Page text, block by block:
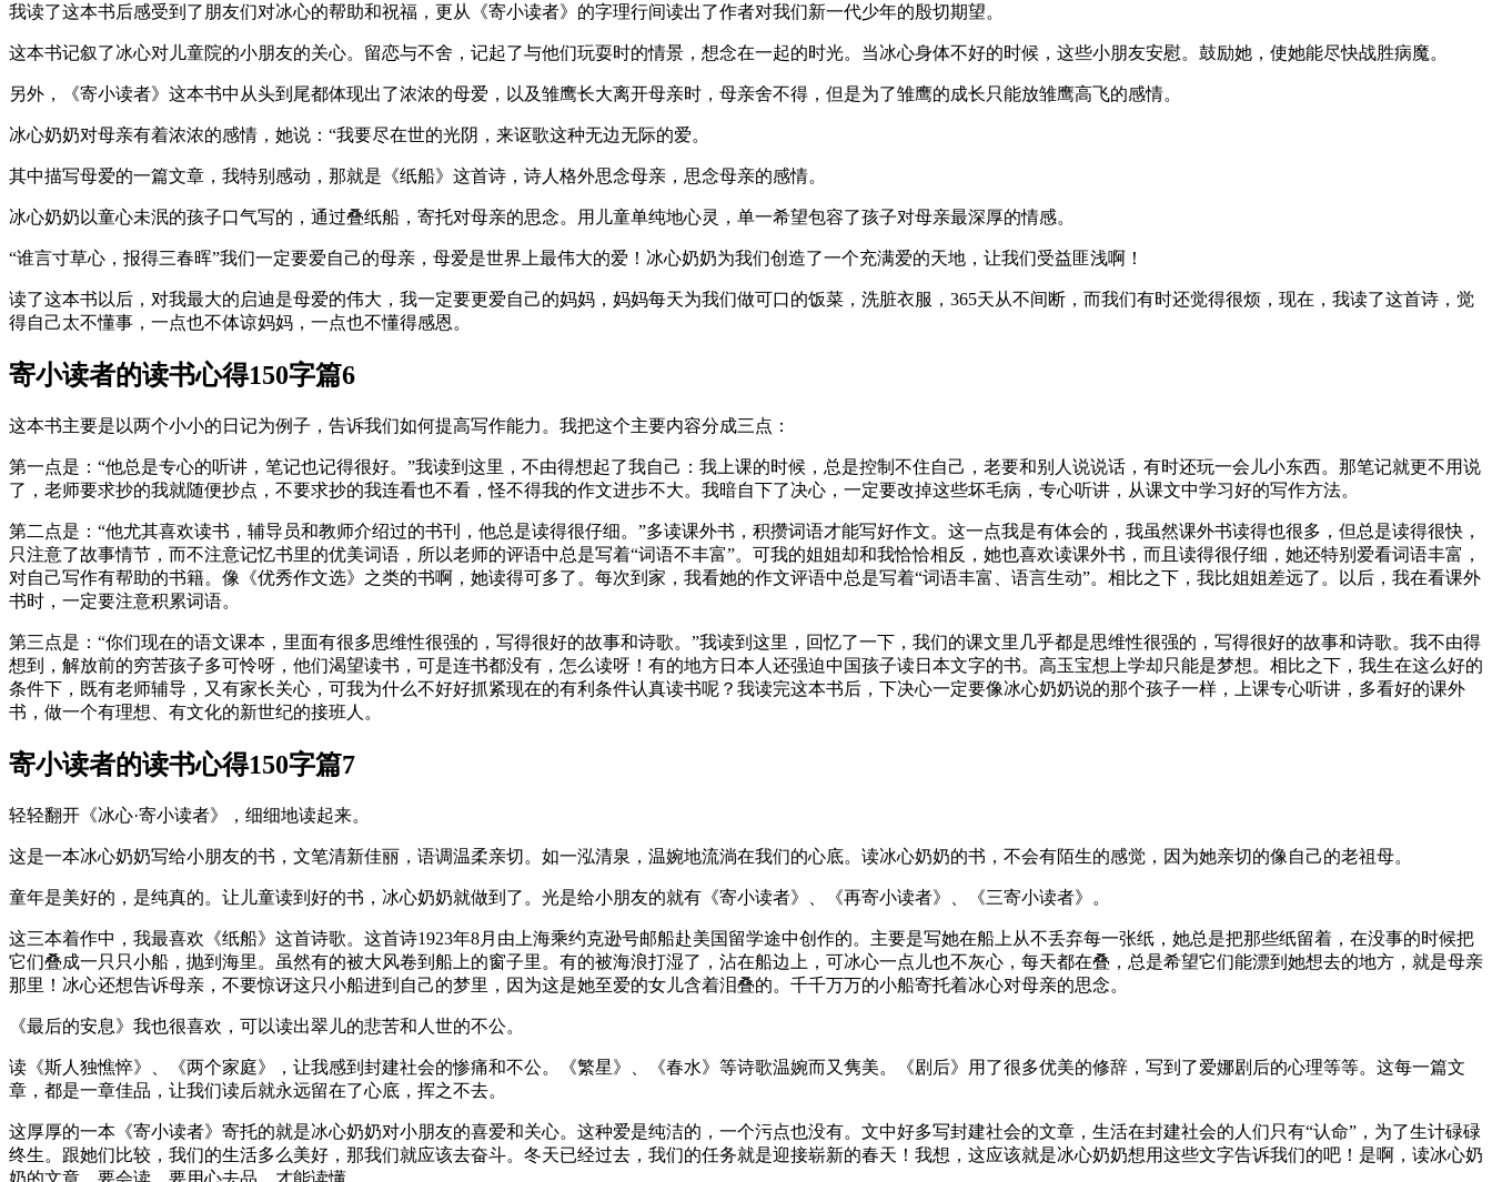
我读了这本书后感受到了朋友们对冰心的帮助和祝福，更从《寄小读者》的字理行间读出了作者对我们新一代少年的殷切期望。
这本书记叙了冰心对儿童院的小朋友的关心。留恋与不舍，记起了与他们玩耍时的情景，想念在一起的时光。当冰心身体不好的时候，这些小朋友安慰。鼓励她，使她能尽快战胜病魔。
另外，《寄小读者》这本书中从头到尾都体现出了浓浓的母爱，以及雏鹰长大离开母亲时，母亲舍不得，但是为了雏鹰的成长只能放雏鹰高飞的感情。
冰心奶奶对母亲有着浓浓的感情，她说：“我要尽在世的光阴，来讴歌这种无边无际的爱。
其中描写母爱的一篇文章，我特别感动，那就是《纸船》这首诗，诗人格外思念母亲，思念母亲的感情。
冰心奶奶以童心未泯的孩子口气写的，通过叠纸船，寄托对母亲的思念。用儿童单纯地心灵，单一希望包容了孩子对母亲最深厚的情感。
“谁言寸草心，报得三春晖”我们一定要爱自己的母亲，母爱是世界上最伟大的爱！冰心奶奶为我们创造了一个充满爱的天地，让我们受益匪浅啊！
读了这本书以后，对我最大的启迪是母爱的伟大，我一定要更爱自己的妈妈，妈妈每天为我们做可口的饭菜，洗脏衣服，365天从不间断，而我们有时还觉得很烦，现在，我读了这首诗，觉
得自己太不懂事，一点也不体谅妈妈，一点也不懂得感恩。
寄小读者的读书心得150字篇6
这本书主要是以两个小小的日记为例子，告诉我们如何提高写作能力。我把这个主要内容分成三点：
第一点是：“他总是专心的听讲，笔记也记得很好。”我读到这里，不由得想起了我自己：我上课的时候，总是控制不住自己，老要和别人说说话，有时还玩一会儿小东西。那笔记就更不用说
了，老师要求抄的我就随便抄点，不要求抄的我连看也不看，怪不得我的作文进步不大。我暗自下了决心，一定要改掉这些坏毛病，专心听讲，从课文中学习好的写作方法。
第二点是：“他尤其喜欢读书，辅导员和教师介绍过的书刊，他总是读得很仔细。”多读课外书，积攒词语才能写好作文。这一点我是有体会的，我虽然课外书读得也很多，但总是读得很快，
只注意了故事情节，而不注意记忆书里的优美词语，所以老师的评语中总是写着“词语不丰富”。可我的姐姐却和我恰恰相反，她也喜欢读课外书，而且读得很仔细，她还特别爱看词语丰富，
对自己写作有帮助的书籍。像《优秀作文选》之类的书啊，她读得可多了。每次到家，我看她的作文评语中总是写着“词语丰富、语言生动”。相比之下，我比姐姐差远了。以后，我在看课外
书时，一定要注意积累词语。
第三点是：“你们现在的语文课本，里面有很多思维性很强的，写得很好的故事和诗歌。”我读到这里，回忆了一下，我们的课文里几乎都是思维性很强的，写得很好的故事和诗歌。我不由得
想到，解放前的穷苦孩子多可怜呀，他们渴望读书，可是连书都没有，怎么读呀！有的地方日本人还强迫中国孩子读日本文字的书。高玉宝想上学却只能是梦想。相比之下，我生在这么好的
条件下，既有老师辅导，又有家长关心，可我为什么不好好抓紧现在的有利条件认真读书呢？我读完这本书后，下决心一定要像冰心奶奶说的那个孩子一样，上课专心听讲，多看好的课外
书，做一个有理想、有文化的新世纪的接班人。
寄小读者的读书心得150字篇7
轻轻翻开《冰心·寄小读者》，细细地读起来。
这是一本冰心奶奶写给小朋友的书，文笔清新佳丽，语调温柔亲切。如一泓清泉，温婉地流淌在我们的心底。读冰心奶奶的书，不会有陌生的感觉，因为她亲切的像自己的老祖母。
童年是美好的，是纯真的。让儿童读到好的书，冰心奶奶就做到了。光是给小朋友的就有《寄小读者》、《再寄小读者》、《三寄小读者》。
这三本着作中，我最喜欢《纸船》这首诗歌。这首诗1923年8月由上海乘约克逊号邮船赴美国留学途中创作的。主要是写她在船上从不丢弃每一张纸，她总是把那些纸留着，在没事的时候把
它们叠成一只只小船，抛到海里。虽然有的被大风卷到船上的窗子里。有的被海浪打湿了，沾在船边上，可冰心一点儿也不灰心，每天都在叠，总是希望它们能漂到她想去的地方，就是母亲
那里！冰心还想告诉母亲，不要惊讶这只小船进到自己的梦里，因为这是她至爱的女儿含着泪叠的。千千万万的小船寄托着冰心对母亲的思念。
《最后的安息》我也很喜欢，可以读出翠儿的悲苦和人世的不公。
读《斯人独憔悴》、《两个家庭》，让我感到封建社会的惨痛和不公。《繁星》、《春水》等诗歌温婉而又隽美。《剧后》用了很多优美的修辞，写到了爱娜剧后的心理等等。这每一篇文
章，都是一章佳品，让我们读后就永远留在了心底，挥之不去。
这厚厚的一本《寄小读者》寄托的就是冰心奶奶对小朋友的喜爱和关心。这种爱是纯洁的，一个污点也没有。文中好多写封建社会的文章，生活在封建社会的人们只有“认命”，为了生计碌碌
终生。跟她们比较，我们的生活多么美好，那我们就应该去奋斗。冬天已经过去，我们的任务就是迎接崭新的春天！我想，这应该就是冰心奶奶想用这些文字告诉我们的吧！是啊，读冰心奶
奶的文章，要会读，要用心去品，才能读懂。